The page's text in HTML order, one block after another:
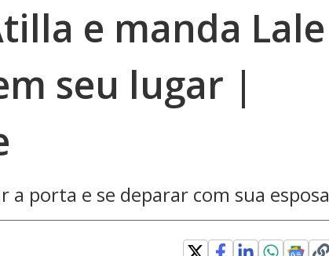
e manda Lale
seu lugar |
porta e se deparar com sua esposa